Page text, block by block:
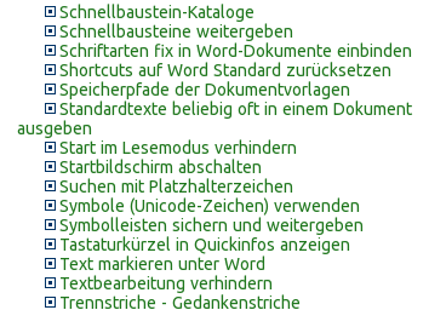
Schnellbaustein-Kataloge
Schnellbausteine weitergeben
Schriftarten fix in Word-Dokumente einbinden
Shortcuts auf Word Standard zurücksetzen
Speicherpfade der Dokumentvorlagen
Standardtexte beliebig oft in einem Dokument
ausgeben
Start im Lesemodus verhindern
Startbildschirm abschalten
Suchen mit Platzhalterzeichen
Symbole (Unicode-Zeichen) verwenden
Symbolleisten sichern und weitergeben
Tastaturkürzel in Quickinfos anzeigen
Text markieren unter Word
Textbearbeitung verhindern
Trennstriche - Gedankenstriche